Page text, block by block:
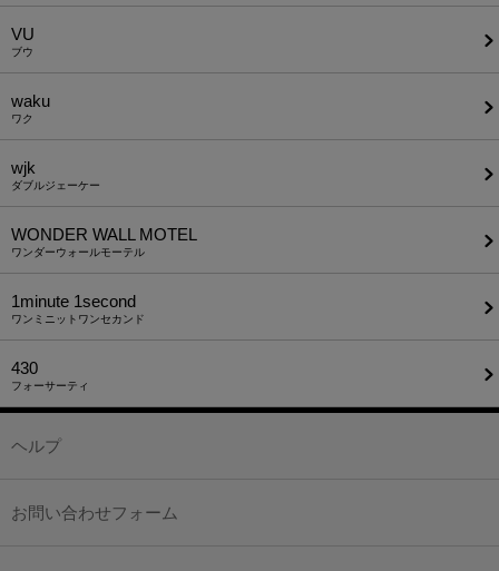
VU
ブウ
waku
ワク
wjk
ダブルジェーケー
WONDER WALL MOTEL
ワンダーウォールモーテル
1minute​ 1second
ワンミニットワンセカンド
430
フォーサーティ
ヘルプ
お問い合わせフォーム